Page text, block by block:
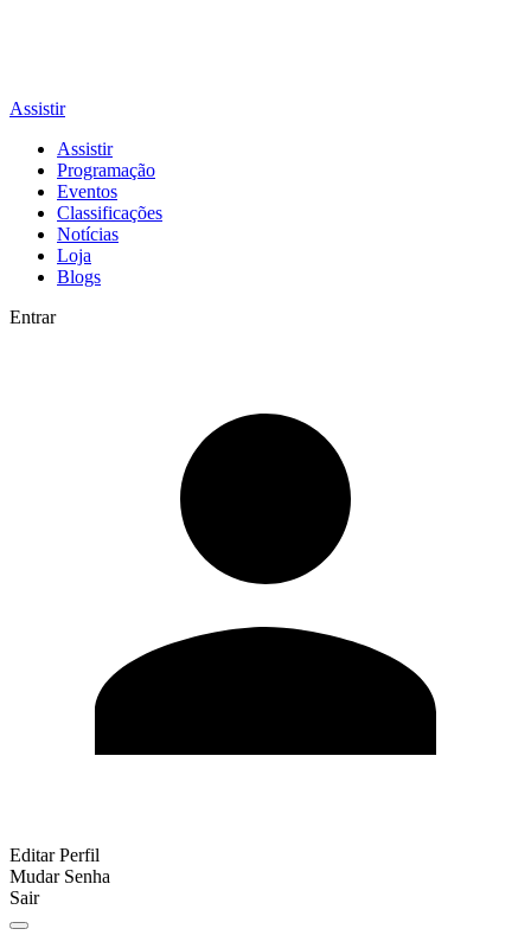
Assistir
Assistir
Programação
Eventos
Classificações
Notícias
Loja
Blogs
Entrar
Editar Perfil
Mudar Senha
Sair